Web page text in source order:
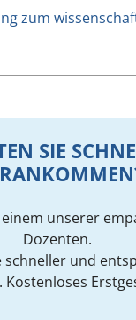
zum
SIE
unserer
Dozenten.
schneller und
Kostenloses